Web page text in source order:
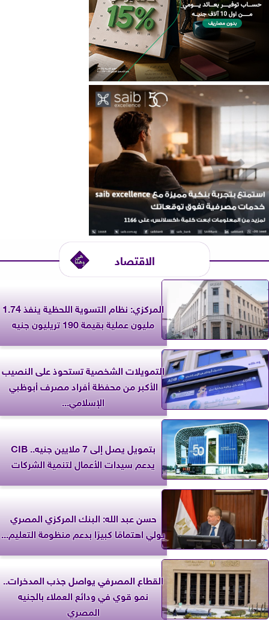
الاقتصاد
المركزي: نظام التسوية اللحظية ينفذ 1.74
مليون عملية بقيمة 190 تريليون جنيه
التمويلات الشخصية تستحوذ على النصيب
الأكبر من محفظة أفراد مصرف أبوظبي
الإسلامي...
بتمويل يصل إلى 7 ملايين جنيه.. CIB
يدعم سيدات الأعمال لتنمية الشركات
حسن عبد الله: البنك المركزي المصري
يولي اهتمامًا كبيرًا بدعم منظومة التعليم...
القطاع المصرفي يواصل جذب المدخرات..
نمو قوي في ودائع العملاء بالجنيه
المصري